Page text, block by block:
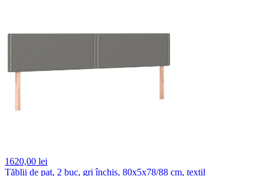
1620,00 lei
Tăblii de pat, 2 buc, gri închis, 80x5x78/88 cm, textil